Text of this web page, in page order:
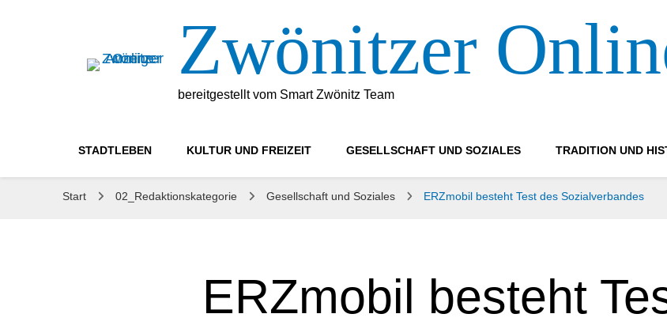
Zwönitzer
bereitgestellt vom Smart Zwönitz Team
STADTLEBEN KULTUR UND FREIZEIT GESELLSCHAFT UND SOZIALES TRADITION UND
Start 02_Redaktionskategorie Gesellschaft und Soziales ERZmobil besteht Test des Sozialverbandes
ERZmobil besteht